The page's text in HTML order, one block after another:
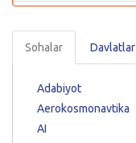
Sohalar Davlatlar
Adabiyot
Aerokosmonavtika
AI